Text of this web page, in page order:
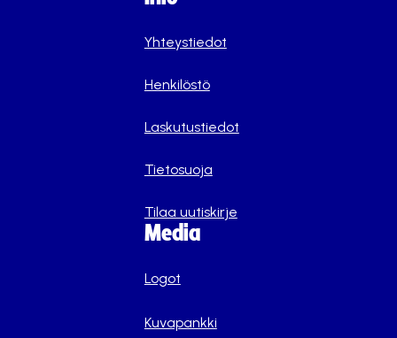
Yhteystiedot
Henkilöstö
Laskutustiedot
Tietosuoja
Tilaa uutiskirje
Media
Logot
Kuvapankki